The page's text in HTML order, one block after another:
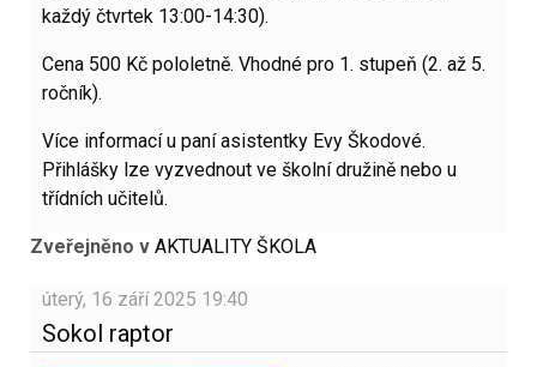
každý čtvrtek 13:00-14:30).
Cena 500 Kč pololetně. Vhodné pro 1. stupeň (2. až 5.
ročník).
Více informací u paní asistentky Evy Škodové.
Přihlášky lze vyzvednout ve školní družině nebo u
třídních učitelů.
Zveřejněno v AKTUALITY ŠKOLA
úterý, 16 září 2025 19:40
Sokol raptor